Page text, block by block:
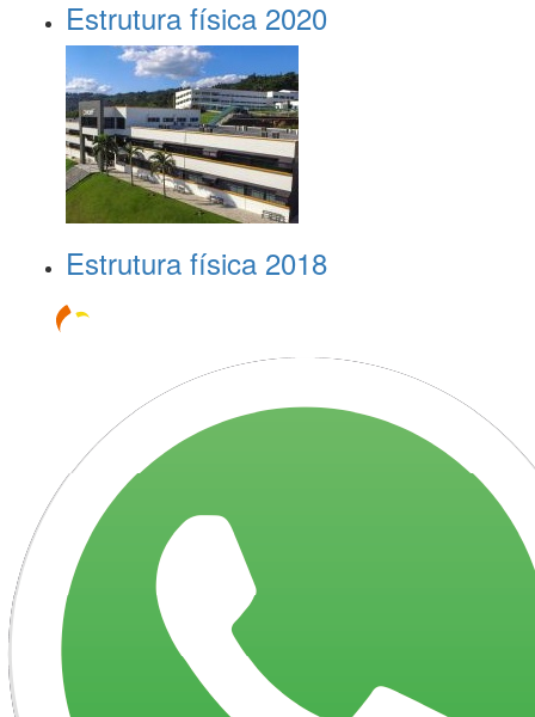
Estrutura física 2020
Estrutura física 2018